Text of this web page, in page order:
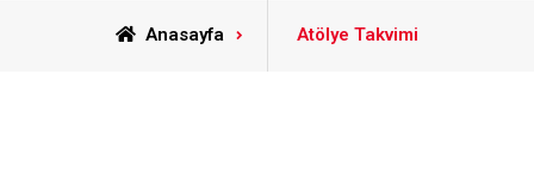
Anasayfa Atölye Takvimi